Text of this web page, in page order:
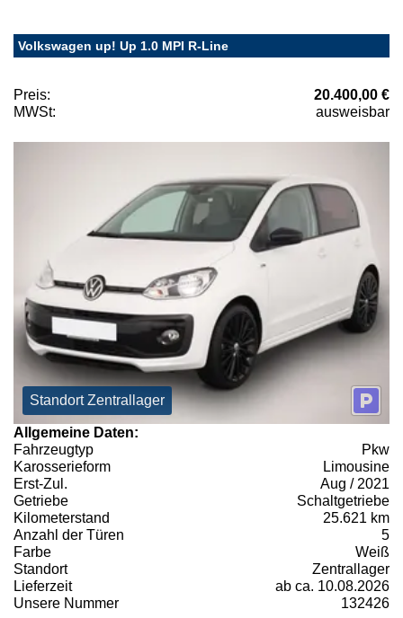
Volkswagen up! Up 1.0 MPI R-Line
Preis:
20.400,00 €
MWSt:
ausweisbar
Standort Zentrallager
Allgemeine Daten:
Fahrzeugtyp
Pkw
Karosserieform
Limousine
Erst-Zul.
Aug / 2021
Getriebe
Schaltgetriebe
Kilometerstand
25.621 km
Anzahl der Türen
5
Farbe
Weiß
Standort
Zentrallager
Lieferzeit
ab ca. 10.08.2026
Unsere Nummer
132426